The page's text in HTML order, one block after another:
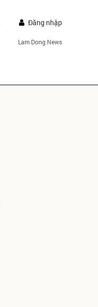
Đăng nhập
Lam Dong News